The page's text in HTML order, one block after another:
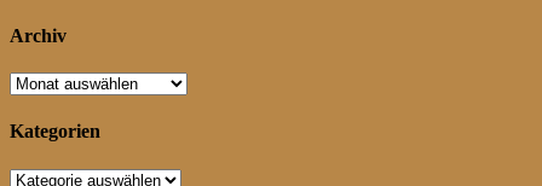
Archiv
Archiv
Kategorien
Kategorien